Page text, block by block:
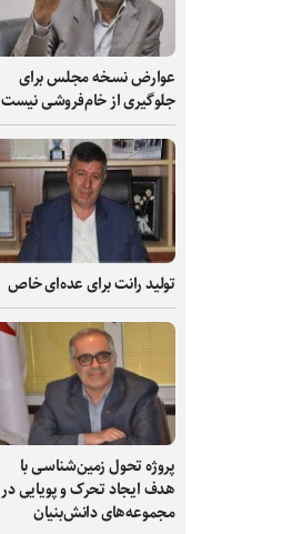
عوارض نسخه مجلس برای
جلوگیری از خام‌فروشی نیست
تولید رانت برای عده‌ای خاص
پروژه تحول زمین‌شناسی با
هدف ایجاد تحرک و پویایی در
مجموعه‌های دانش‌بنیان